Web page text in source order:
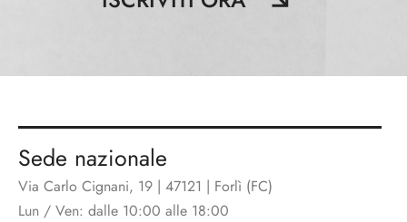
Sede nazionale
Via Carlo Cignani, 19 | 47121 | Forlì (FC)
Lun / Ven: dalle 10:00 alle 18:00